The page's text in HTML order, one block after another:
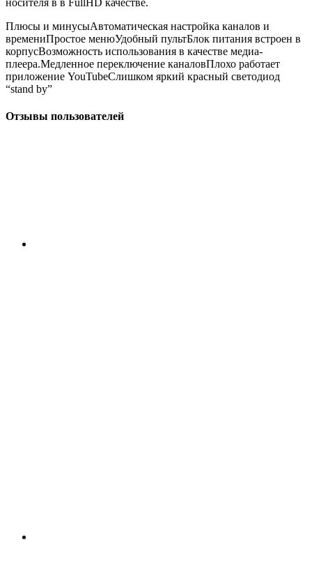
Плюсы и минусыАвтоматическая настройка каналов и
времениПростое менюУдобный пультБлок питания встроен в
корпусВозможность использования в качестве медиа-
плеера.Медленное переключение каналовПлохо работает
приложение YouTubeСлишком яркий красный светодиод
“stand by”
Отзывы пользователей